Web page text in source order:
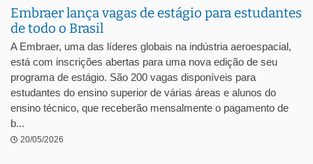
Embraer lança vagas de estágio para estudantes
de todo o Brasil
A Embraer, uma das líderes globais na indústria aeroespacial,
está com inscrições abertas para uma nova edição de seu
programa de estágio. São 200 vagas disponíveis para
estudantes do ensino superior de várias áreas e alunos do
ensino técnico, que receberão mensalmente o pagamento de
b...
20/05/2026